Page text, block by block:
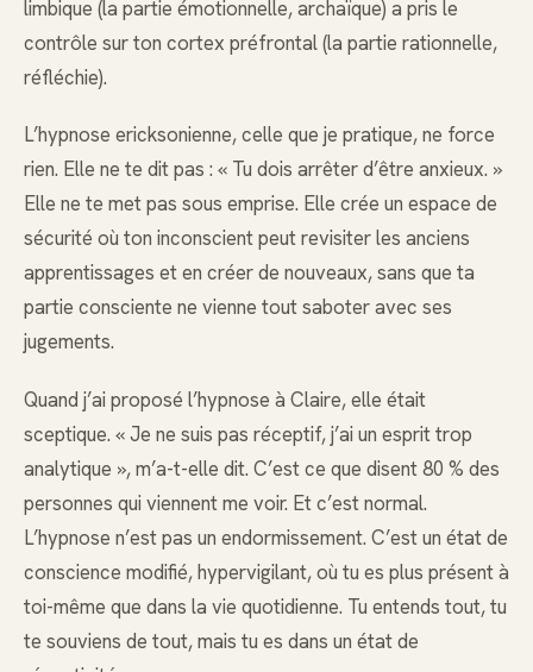
limbique (la partie émotionnelle, archaïque) a pris le
contrôle sur ton cortex préfrontal (la partie rationnelle,
réfléchie).
L’hypnose ericksonienne, celle que je pratique, ne force
rien. Elle ne te dit pas : « Tu dois arrêter d’être anxieux. »
Elle ne te met pas sous emprise. Elle crée un espace de
sécurité où ton inconscient peut revisiter les anciens
apprentissages et en créer de nouveaux, sans que ta
partie consciente ne vienne tout saboter avec ses
jugements.
Quand j’ai proposé l’hypnose à Claire, elle était
sceptique. « Je ne suis pas réceptif, j’ai un esprit trop
analytique », m’a-t-elle dit. C’est ce que disent 80 % des
personnes qui viennent me voir. Et c’est normal.
L’hypnose n’est pas un endormissement. C’est un état de
conscience modifié, hypervigilant, où tu es plus présent à
toi-même que dans la vie quotidienne. Tu entends tout, tu
te souviens de tout, mais tu es dans un état de